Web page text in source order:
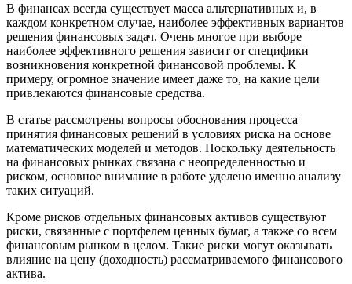
В финансах всегда существует масса альтернативных и, в
каждом конкретном случае, наиболее эффективных вариантов
решения финансовых задач. Очень многое при выборе
наиболее эффективного решения зависит от специфики
возникновения конкретной финансовой проблемы. К
примеру, огромное значение имеет даже то, на какие цели
привлекаются финансовые средства.
В статье рассмотрены вопросы обоснования процесса
принятия финансовых решений в условиях риска на основе
математических моделей и методов. Поскольку деятельность
на финансовых рынках связана с неопределенностью и
риском, основное внимание в работе уделено именно анализу
таких ситуаций.
Кроме рисков отдельных финансовых активов существуют
риски, связанные с портфелем ценных бумаг, а также со всем
финансовым рынком в целом. Такие риски могут оказывать
влияние на цену (доходность) рассматриваемого финансового
актива.